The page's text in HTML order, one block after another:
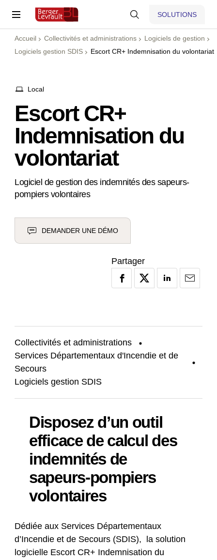
SOLUTIONS
Accueil Collectivités et administrations
Logiciels de gestion
Logiciels gestion SDIS
Escort CR+ Indemnisation du volontariat
Local
Escort CR+
Indemnisation du
volontariat
Logiciel de gestion des indemnités des sapeurs-
pompiers volontaires
DEMANDER UNE DÉMO
Partager
Collectivités et administrations
Services Départementaux d'Incendie et de
Secours
Logiciels gestion SDIS
Disposez d’un outil
efficace de calcul des
indemnités de
sapeurs-pompiers
volontaires
Dédiée aux Services Départementaux
d’Incendie et de Secours (SDIS), la solution
logicielle Escort CR+ Indemnisation du